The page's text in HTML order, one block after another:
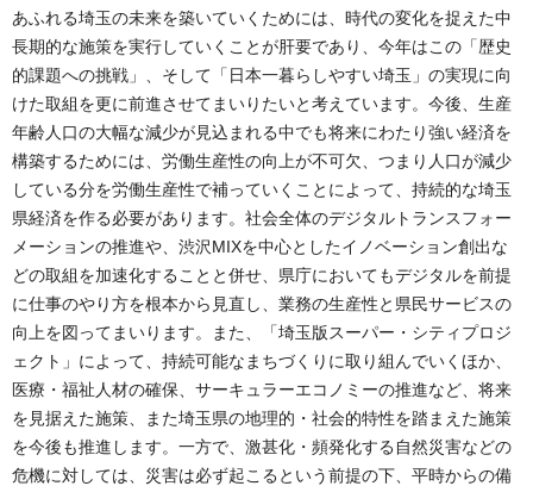
あふれる埼玉の未来を築いていくためには、時代の変化を捉えた中
長期的な施策を実行していくことが肝要であり、今年はこの「歴史
的課題への挑戦」、そして「日本一暮らしやすい埼玉」の実現に向
けた取組を更に前進させてまいりたいと考えています。今後、生産
年齢人口の大幅な減少が見込まれる中でも将来にわたり強い経済を
構築するためには、労働生産性の向上が不可欠、つまり人口が減少
している分を労働生産性で補っていくことによって、持続的な埼玉
県経済を作る必要があります。社会全体のデジタルトランスフォー
メーションの推進や、渋沢MIXを中心としたイノベーション創出な
どの取組を加速化することと併せ、県庁においてもデジタルを前提
に仕事のやり方を根本から見直し、業務の生産性と県民サービスの
向上を図ってまいります。また、「埼玉版スーパー・シティプロジ
ェクト」によって、持続可能なまちづくりに取り組んでいくほか、
医療・福祉人材の確保、サーキュラーエコノミーの推進など、将来
を見据えた施策、また埼玉県の地理的・社会的特性を踏まえた施策
を今後も推進します。一方で、激甚化・頻発化する自然災害などの
危機に対しては、災害は必ず起こるという前提の下、平時からの備